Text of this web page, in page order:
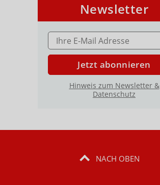
Newsletter
E-MAIL ADRESSE
Jetzt abonnieren
Hinweis zum Newsletter &
Datenschutz
NACH OBEN